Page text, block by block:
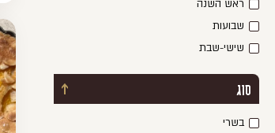
ראש השנה
שבועות
שישי-שבת
כפתור פתיחת / סגירת מסנן
סוג
בשרי